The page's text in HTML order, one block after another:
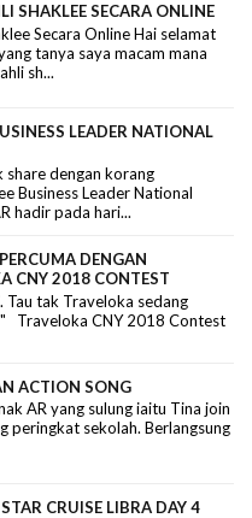
SHAKLEE SECARA ONLINE
Secara Online Hai selamat
tanya saya macam mana
sh...
LEADER NATIONAL
share dengan korang
Business Leader National
hadir pada hari...
DENGAN
CNY 2018 CONTEST
Tau tak Traveloka sedang
Traveloka CNY 2018 Contest
ACTION SONG
AR yang sulung iaitu Tina join
peringkat sekolah. Berlangsung
CRUISE LIBRA DAY 4